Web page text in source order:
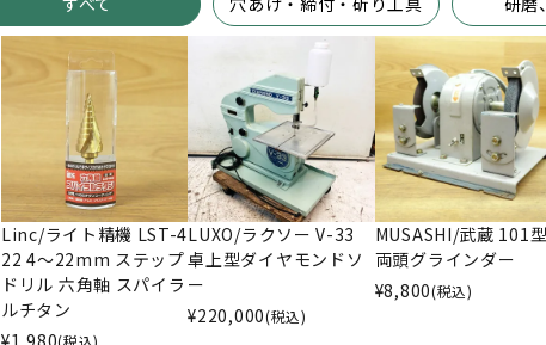
Linc/ライト精機 LST-4
22 4～22mm ステップ
ドリル 六角軸 スパイラ
ルチタン
LUXO/ラクソー V-33
卓上型ダイヤモンドソ
ー
¥220,000(税込)
MUSASHI/武蔵 101型
両頭グラインダー
¥8,800(税込)